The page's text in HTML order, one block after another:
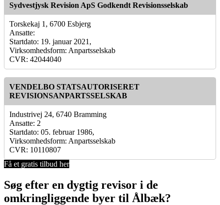
Sydvestjysk Revision ApS Godkendt Revisionsselskab
Torskekaj 1, 6700 Esbjerg
Ansatte:
Startdato: 19. januar 2021,
Virksomhedsform: Anpartsselskab
CVR: 42044040
VENDELBO STATSAUTORISERET
REVISIONSANPARTSSELSKAB
Industrivej 24, 6740 Bramming
Ansatte: 2
Startdato: 05. februar 1986,
Virksomhedsform: Anpartsselskab
CVR: 10110807
Få et gratis tilbud her
Søg efter en dygtig revisor i de
omkringliggende byer til Ålbæk?